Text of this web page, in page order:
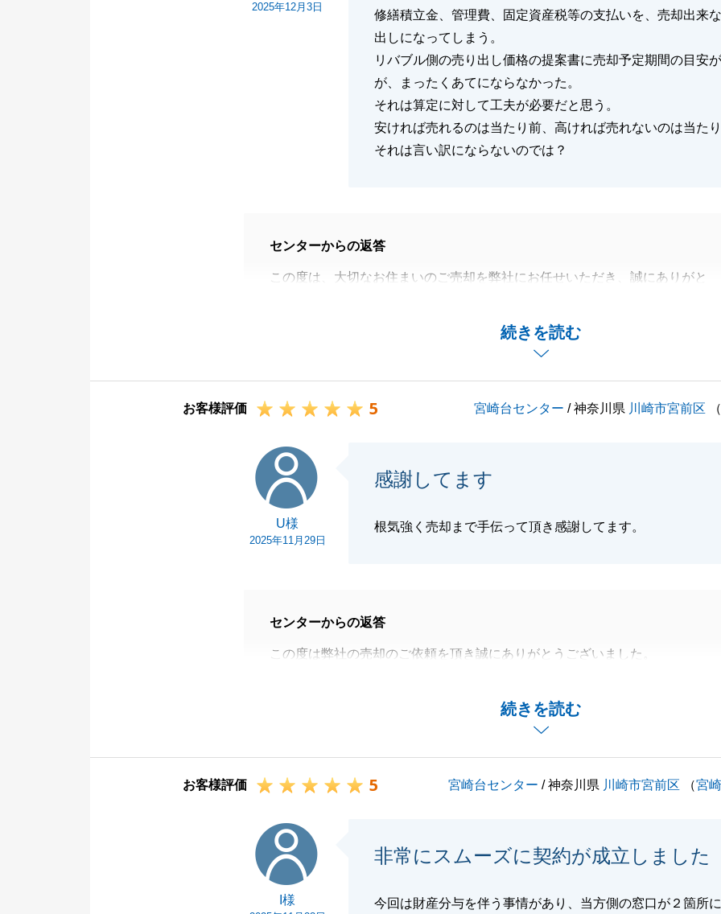
2025年12月3日
修繕積立金、管理費、固定資産税等の支払いを、売却出来
出しになってしまう。
リバブル側の売り出し価格の提案書に売却予定期間の目安
が、まったくあてにならなかった。
それは算定に対して工夫が必要だと思う。
安ければ売れるのは当たり前、高ければ売れないのは当た
それは言い訳にならないのでは？
続きを読む
センターからの返答
この度は、大切なお住まいのご売却を弊社にお任せいただき、誠にありがと
また、お忙しい中、アンケートにて非常に重く貴重なご指摘を賜りましたこ
欠如」について、厳しいご指摘を頂戴いたしました。K様のご期待を裏切る
「安ければ売れる、高ければ売れないのは当たり前」というK様のお言葉
は、プロとしてお預かりしている私共にとって、まさに核心を突くご指摘で
す。今回いただいたお言葉を真摯に受け止め、改善に取り組んでまいる所存
です。
K様にとって、今回の不動産売却が必ずしもご満足のいくプロセスではなか
を社内で共有し、良い売買のお手伝いが出来る様、今後も努めてまいりま
閉じる
お客様評価 5 宮崎台センター / 神奈川県 川崎市宮前区
U様
2025年11月29日
感謝してます
根気強く売却まで手伝って頂き感謝してます。
続きを読む
センターからの返答
この度は弊社の売却のご依頼を頂き誠にありがとうございました。
また不動産のことでお困りなことがございましたらお気軽にご相談くださ
閉じる
お客様評価 5 宮崎台センター / 神奈川県 川崎市宮前区 （宮
I様
非常にスムーズに契約が成立しました
今回は財産分与を伴う事情があり、当方側の窓口が２箇所